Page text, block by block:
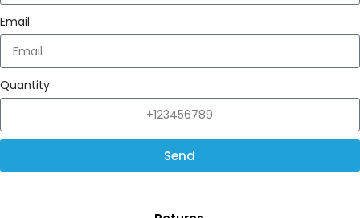
+966
Email
Quantity
Send